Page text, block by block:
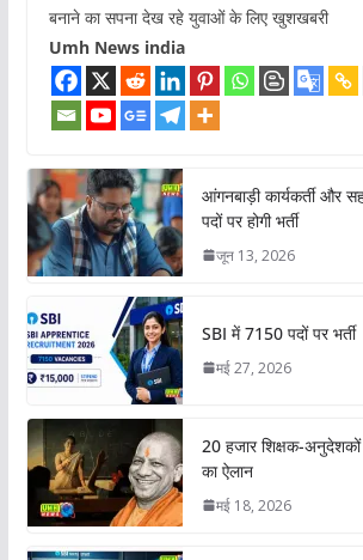
बनाने का सपना देख रहे युवाओं के लिए खुशखबरी
Umh News india
आंगनबाड़ी कार्यकर्ती और
पदों पर होगी भर्ती
जून 13, 2026
SBI में 7150 पदों पर भर्ती
मई 27, 2026
20 हजार शिक्षक-अनुदेशकों
का ऐलान
मई 18, 2026